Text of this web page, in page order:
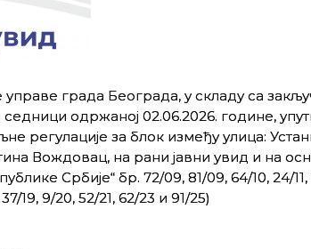
града Београда, у складу са
одржаној 02.06.2026. године,
регулације за блок између улица:
Вождовац, на рани јавни увид и на
Србије“ бр. 72/09, 81/09, 64/10, 24/11,
19, 9/20, 52/21, 62/23 и 91/25)